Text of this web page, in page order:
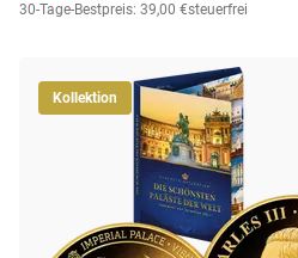
30-Tage-Bestpreis: 39,00 €steuerfrei
Kollektion